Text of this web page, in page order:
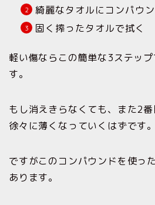
綺麗なタオルにコンパウ
固く搾ったタオルで拭く
軽い傷ならこの簡単な3ステッ
す。
もし消えきらなくても、また2
徐々に薄くなっていくはずです。
ですがこのコンパウンドを使っ
あります。